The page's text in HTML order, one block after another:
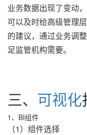
业务数据出现了变动
可以及时给高级管理
的建议，通过业务调
足监管机构需要。
三、 可视化
1、BI组件
（1）组件选择